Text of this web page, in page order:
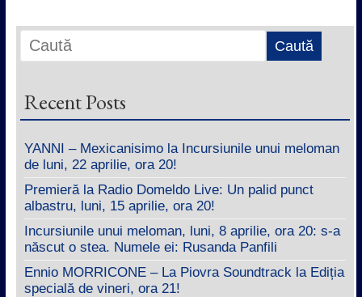
Recent Posts
YANNI – Mexicanisimo la Incursiunile unui meloman
de luni, 22 aprilie, ora 20!
Premieră la Radio Domeldo Live: Un palid punct
albastru, luni, 15 aprilie, ora 20!
Incursiunile unui meloman, luni, 8 aprilie, ora 20: s-a
născut o stea. Numele ei: Rusanda Panfili
Ennio MORRICONE – La Piovra Soundtrack la Ediția
specială de vineri, ora 21!